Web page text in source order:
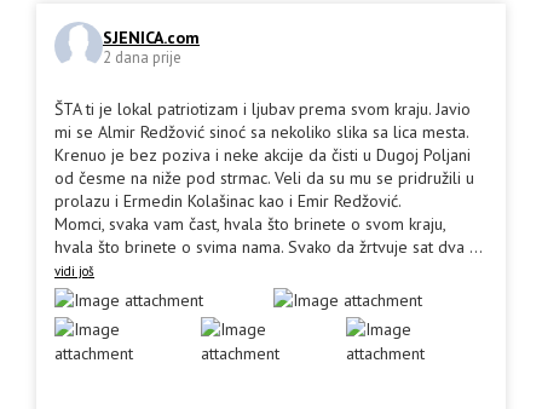
SJENICA.com
2 dana prije
ŠTA ti je lokal patriotizam i ljubav prema svom kraju. Javio
mi se Almir Redžović sinoć sa nekoliko slika sa lica mesta.
Krenuo je bez poziva i neke akcije da čisti u Dugoj Poljani
od česme na niže pod strmac. Veli da su mu se pridružili u
prolazu i Ermedin Kolašinac kao i Emir Redžović.
Momci, svaka vam čast, hvala što brinete o svom kraju,
hvala što brinete o svima nama. Svako da žrtvuje sat dva ...
vidi još